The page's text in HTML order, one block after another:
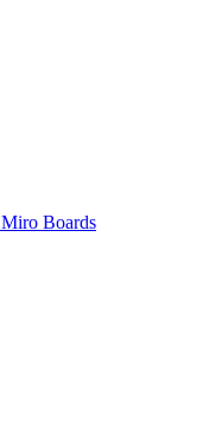
Miro Boards